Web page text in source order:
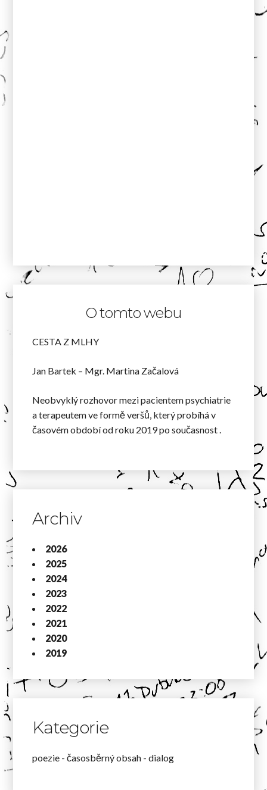
O tomto webu
CESTA Z MLHY
Jan Bartek – Mgr. Martina Začalová
Neobvyklý rozhovor mezi pacientem psychiatrie
a terapeutem ve formě veršů, který probíhá v
časovém období od roku 2019 po současnost .
Archiv
2026
2025
2024
2023
2022
2021
2020
2019
Kategorie
poezie - časosběrný obsah - dialog